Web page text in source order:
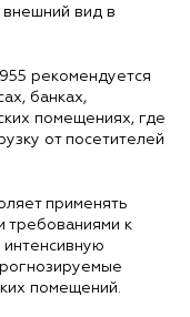
внешний вид в
рекомендуется
банках,
помещениях, где
от посетителей
применять
требованиями к
интенсивную
помещений.